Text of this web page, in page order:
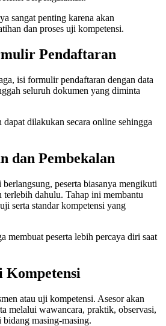
sangat penting karena akan
dan proses uji kompetensi.
Pendaftaran
isi formulir pendaftaran dengan data
seluruh dokumen yang diminta
dapat dilakukan secara online sehingga
dan Pembekalan
peserta biasanya mengikuti
terlebih dahulu. Tahap ini membantu
serta standar kompetensi yang
membuat peserta lebih percaya diri saat
atau uji kompetensi. Asesor akan
melalui wawancara, praktik, observasi,
bidang masing-masing.